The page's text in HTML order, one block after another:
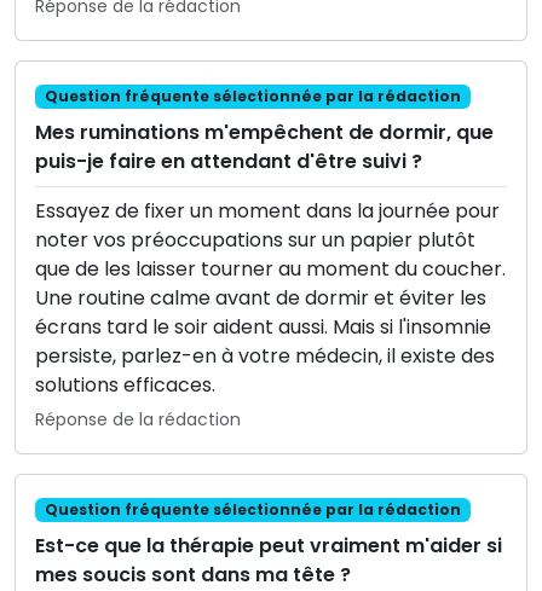
Réponse de la rédaction
Question fréquente sélectionnée par la rédaction
Mes ruminations m'empêchent de dormir, que
puis-je faire en attendant d'être suivi ?
Essayez de fixer un moment dans la journée pour
noter vos préoccupations sur un papier plutôt
que de les laisser tourner au moment du coucher.
Une routine calme avant de dormir et éviter les
écrans tard le soir aident aussi. Mais si l'insomnie
persiste, parlez-en à votre médecin, il existe des
solutions efficaces.
Réponse de la rédaction
Question fréquente sélectionnée par la rédaction
Est-ce que la thérapie peut vraiment m'aider si
mes soucis sont dans ma tête ?